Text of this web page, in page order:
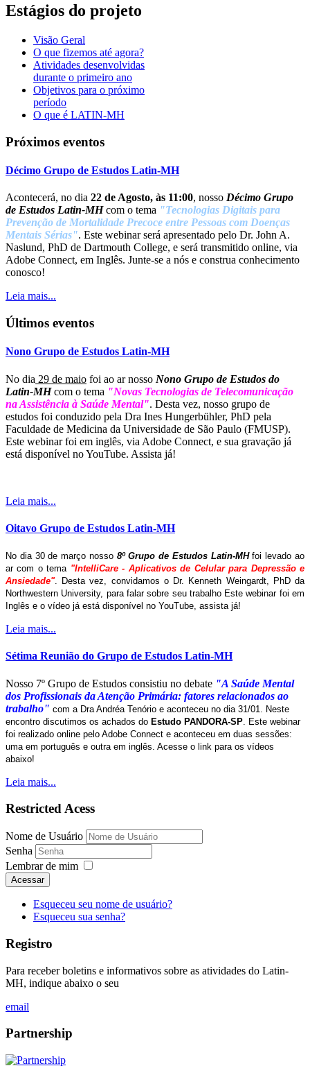
Estágios do projeto
Visão Geral
O que fizemos até agora?
Atividades desenvolvidas
durante o primeiro ano
Objetivos para o próximo
período
O que é LATIN-MH
Próximos eventos
Décimo Grupo de Estudos Latin-MH
Acontecerá, no dia 22 de Agosto, às 11:00, nosso Décimo Grupo
de Estudos Latin-MHcom o tema "Tecnologias Digitais para
Prevenção de Mortalidade Precoce entre Pessoas com Doenças
Mentais Sérias". Este webinar será apresentado pelo Dr. John A.
Naslund, PhD de Dartmouth College, e será transmitido online, via
Adobe Connect, em Inglês. Junte-se a nós e construa conhecimento
conosco!
Leia mais...
Últimos eventos
Nono Grupo de Estudos Latin-MH
No dia 29 de maio foi ao ar nosso Nono Grupo de Estudos do
Latin-MHcom o tema "Novas Tecnologias de Telecomunicação
na Assistência à Saúde Mental". Desta vez, nosso grupo de
estudos foi conduzido pela Dra Ines Hungerbühler, PhD pela
Faculdade de Medicina da Universidade de São Paulo (FMUSP).
Este webinar foi em inglês, via Adobe Connect, e sua gravação já
está disponível no YouTube. Assista já!
Leia mais...
Oitavo Grupo de Estudos Latin-MH
No dia 30 de março nosso 8º Grupo de Estudos Latin-MHfoi levado ao
ar com o tema "IntelliCare - Aplicativos de Celular para Depressão e
Ansiedade". Desta vez, convidamos o Dr. Kenneth Weingardt, PhD da
Northwestern University, para falar sobre seu trabalho Este webinar foi em
Inglês e o vídeo já está disponível no YouTube, assista já!
Leia mais...
Sétima Reunião do Grupo de Estudos Latin-MH
Nosso 7º Grupo de Estudos consistiu no debate "A Saúde Mental
dos Profissionais da Atenção Primária: fatores relacionados ao
trabalho" com a Dra Andréa Tenório e aconteceu no dia 31/01. Neste
encontro discutimos os achados do Estudo PANDORA-SP . Este webinar
foi realizado online pelo Adobe Connect e aconteceu em duas sessões:
uma em português e outra em inglês. Acesse o link para os vídeos
abaixo!
Leia mais...
Restricted Acess
Nome de Usuário
Senha
Lembrar de mim
Acessar
Esqueceu seu nome de usuário?
Esqueceu sua senha?
Registro
Para receber boletins e informativos sobre as atividades do Latin-
MH, indique abaixo o seu
email
Partnership